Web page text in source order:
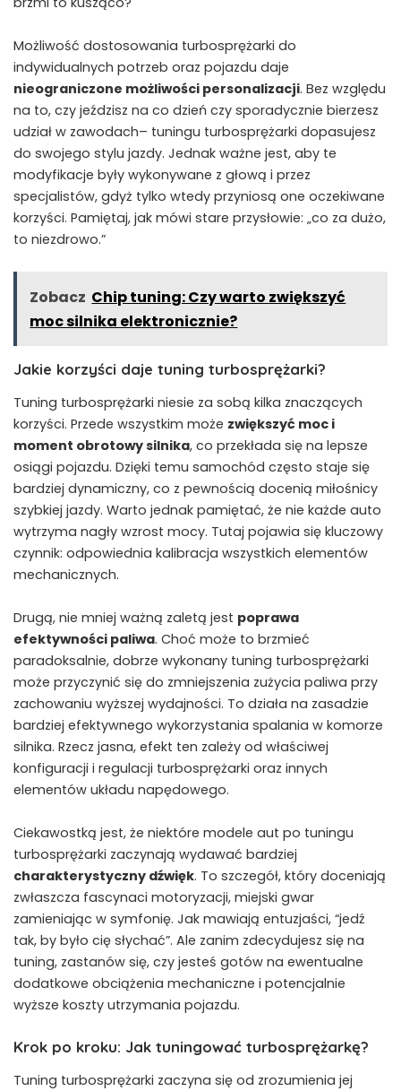
Możliwość dostosowania turbosprężarki do
indywidualnych potrzeb oraz pojazdu daje
nieograniczone możliwości⁢ personalizacji. Bez względu
na to, czy jeździsz na co dzień czy sporadycznie​ bierzesz
udział w zawodach– tuningu turbosprężarki dopasujesz
do swojego ‍stylu jazdy. Jednak ważne jest, aby te
modyfikacje ⁣były wykonywane z głową i przez
specjalistów, gdyż tylko wtedy przyniosą⁣ one⁤ oczekiwane
korzyści. Pamiętaj, jak mówi stare przysłowie: „co za dużo,
to niezdrowo.”
Zobacz Chip tuning: Czy warto zwiększyć
moc silnika elektronicznie?
Jakie korzyści daje tuning turbosprężarki?
Tuning turbosprężarki niesie za sobą kilka znaczących
korzyści.​ Przede wszystkim może zwiększyć moc i
moment obrotowy silnika, co przekłada się na lepsze
osiągi pojazdu. Dzięki temu samochód często staje się
bardziej dynamiczny, ‌co z pewnością docenią miłośnicy
szybkiej jazdy. Warto jednak ‌pamiętać, że nie każde auto
wytrzyma nagły wzrost mocy. ⁣Tutaj pojawia się kluczowy
czynnik: odpowiednia kalibracja wszystkich elementów
mechanicznych.
Drugą, nie mniej ważną zaletą jest poprawa
efektywności paliwa. Choć może ‌to brzmieć
paradoksalnie, dobrze wykonany tuning turbosprężarki ​
może ⁤przyczynić się do zmniejszenia zużycia paliwa przy
‍zachowaniu wyższej​ wydajności. To‍ działa na zasadzie
bardziej‍ efektywnego wykorzystania spalania w komorze
silnika. Rzecz jasna, ‌efekt ten zależy od właściwej
konfiguracji i regulacji turbosprężarki oraz innych
elementów ​układu napędowego.
Ciekawostką jest, że niektóre modele aut po tuningu
turbosprężarki zaczynają wydawać bardziej
charakterystyczny dźwięk. To szczegół, który doceniają
zwłaszcza fascynaci motoryzacji, miejski gwar⁣
zamieniając w ‌symfonię. Jak mawiają ‍entuzjaści, “jedź
tak, by było cię ‌słychać”. Ale zanim zdecydujesz się na ​
tuning, zastanów się, czy jesteś gotów na ewentualne
dodatkowe obciążenia mechaniczne i ‍potencjalnie
wyższe koszty utrzymania pojazdu.
Krok po‍ kroku: Jak‍ tuningować turbosprężarkę?
Tuning turbosprężarki zaczyna ‌się od zrozumienia​ jej